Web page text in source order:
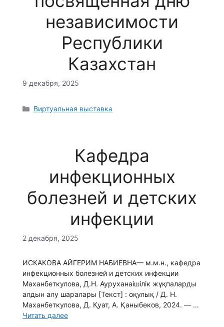
независимости
Республики
Казахстан
9 декабря, 2025
Рубрики
Виртуальная выставка
Кафедра
инфекционных
болезней и детских
инфекции
2 декабря, 2025
ИСКАКОВА АЙГЕРИМ НАБИЕВНА— м.м.н., кафедра
инфекционных болезней и детских инфекции
Маханбеткулова, Д.Н. Ауруханаішілік жұқпаларды
алдын алу шаралары [Текст] : оқулық / Д. Н.
Маханбеткулова, Д. Қуат, А. Қаныбеков, 2024. — …
Читать далее